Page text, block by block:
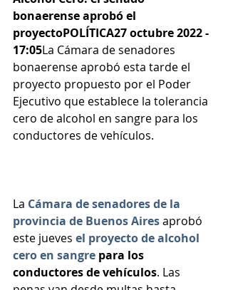
bonaerense aprobó el
proyectoPOLÍTICA27 octubre 2022 -
17:05La Cámara de senadores
bonaerense aprobó esta tarde el
proyecto propuesto por el Poder
Ejecutivo que establece la tolerancia
cero de alcohol en sangre para los
conductores de vehículos.
La Cámara de senadores de la
provincia de Buenos Aires aprobó
este jueves el proyecto de alcohol
cero en sangre para los
conductores de vehículos. Las